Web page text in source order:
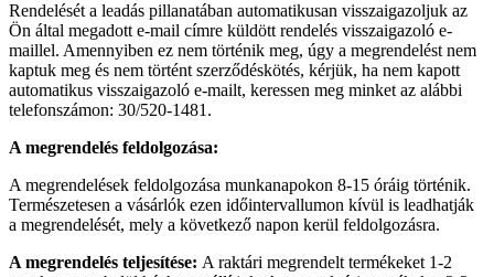
Rendelését a leadás pillanatában automatikusan visszaigazoljuk az
Ön által megadott e-mail címre küldött rendelés visszaigazoló e-
maillel. Amennyiben ez nem történik meg, úgy a megrendelést nem
kaptuk meg és nem történt szerződéskötés, kérjük, ha nem kapott
automatikus visszaigazoló e-mailt, keressen meg minket az alábbi
telefonszámon: 30/520-1481.
A megrendelés feldolgozása:
A megrendelések feldolgozása munkanapokon 8-15 óráig történik.
Természetesen a vásárlók ezen időintervallumon kívül is leadhatják
a megrendelését, mely a következő napon kerül feldolgozásra.
A megrendelés teljesítése: A raktári megrendelt termékeket 1-2